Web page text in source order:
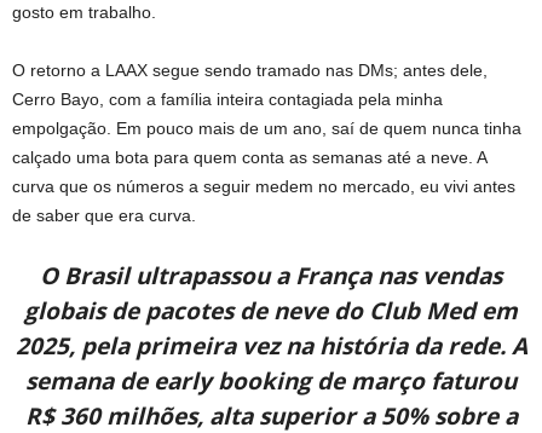
gosto em trabalho.
O retorno a LAAX segue sendo tramado nas DMs; antes dele,
Cerro Bayo, com a família inteira contagiada pela minha
empolgação. Em pouco mais de um ano, saí de quem nunca tinha
calçado uma bota para quem conta as semanas até a neve. A
curva que os números a seguir medem no mercado, eu vivi antes
de saber que era curva.
O Brasil ultrapassou a França nas vendas
globais de pacotes de neve do Club Med em
2025, pela primeira vez na história da rede. A
semana de early booking de março faturou
R$ 360 milhões, alta superior a 50% sobre a